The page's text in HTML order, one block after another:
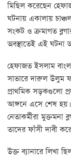
মিছিল করেছেন
ঘটনায় একালায়
সংকট ও ক্রমাগত
অবস্থাতেই এই ঘটনা
হেফাজত ইসলাম
সাভারে দারুল উলুম
প্রাথমিক সড়কগুলো
আঙ্গনে এসে শেষ হয়।
নেতাকর্মীরা মুক্তমনা
তাদের ফাঁসী দাবী
উক্ত ব্যানারে লিখা